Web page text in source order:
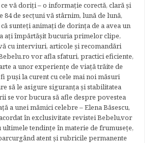
vă doriţi – o informaţie corectă, clară şi
84 de secțuni vă stârnim, lună de lună,
sunteţi animaţi de dorinţa de a avea un
aţi împărtăşit bucuria primelor clipe,
cu interviuri, articole şi recomandări
vor afla sfaturi, practici eficiente,
a unor experienţe de viaţă trăite de
puşi la curent cu cele mai noi măsuri
să le asigure siguranţa şi stabilitatea
se vor bucura să afle despre povestea
a unei mămici celebre – Elena Băsescu,
în exclusivitate revistei Bebelu,vor
ultimele tendinţe în materie de frumuseţe,
atent şi rubricile permanente